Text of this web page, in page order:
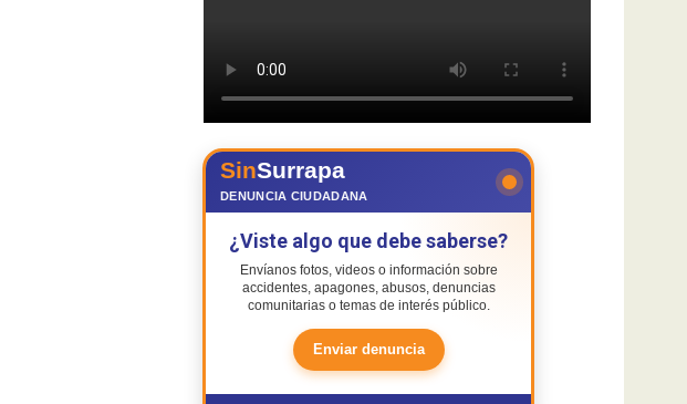
SinSurrapa
DENUNCIA CIUDADANA
¿Viste algo que debe saberse?
Envíanos fotos, videos o información sobre
accidentes, apagones, abusos, denuncias
comunitarias o temas de interés público.
Enviar denuncia